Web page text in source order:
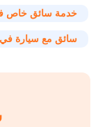
خدمة سائق خاص
سائق مع سيارة